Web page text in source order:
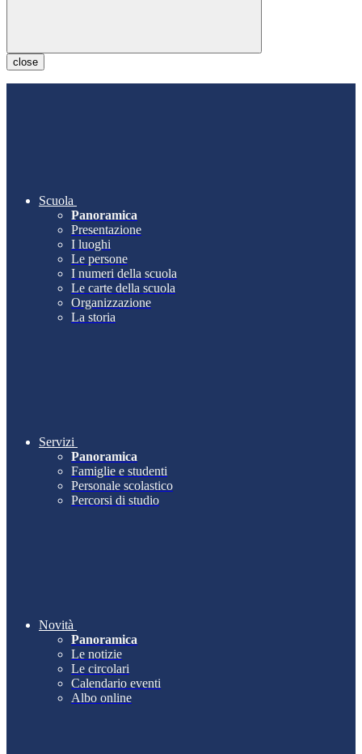
close
Scuola
Panoramica
Presentazione
I luoghi
Le persone
I numeri della scuola
Le carte della scuola
Organizzazione
La storia
Servizi
Panoramica
Famiglie e studenti
Personale scolastico
Percorsi di studio
Novità
Panoramica
Le notizie
Le circolari
Calendario eventi
Albo online